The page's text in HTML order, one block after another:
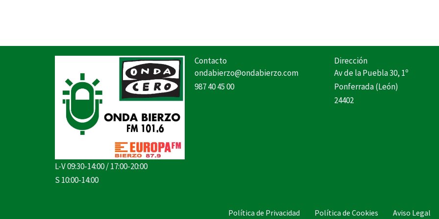
L-V 09:30-14:00 / 17:00-20:00
S 10:00-14:00
Contacto
ondabierzo@ondabierzo.com
987 40 45 00
Dirección
Av de la Puebla 30, 1º
Ponferrada (León)
24402
Política de Privacidad Política de Cookies Aviso Legal